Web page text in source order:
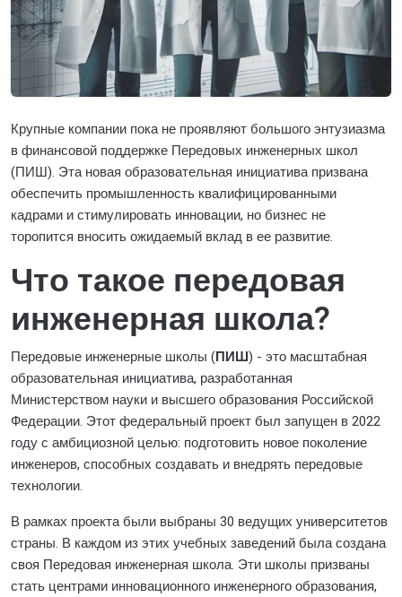
Крупные компании пока не проявляют большого энтузиазма
в финансовой поддержке Передовых инженерных школ
(ПИШ). Эта новая образовательная инициатива призвана
обеспечить промышленность квалифицированными
кадрами и стимулировать инновации, но бизнес не
торопится вносить ожидаемый вклад в ее развитие.
Что такое передовая
инженерная школа?
Передовые инженерные школы (ПИШ) - это масштабная
образовательная инициатива, разработанная
Министерством науки и высшего образования Российской
Федерации. Этот федеральный проект был запущен в 2022
году с амбициозной целью: подготовить новое поколение
инженеров, способных создавать и внедрять передовые
технологии.
В рамках проекта были выбраны 30 ведущих университетов
страны. В каждом из этих учебных заведений была создана
своя Передовая инженерная школа. Эти школы призваны
стать центрами инновационного инженерного образования,